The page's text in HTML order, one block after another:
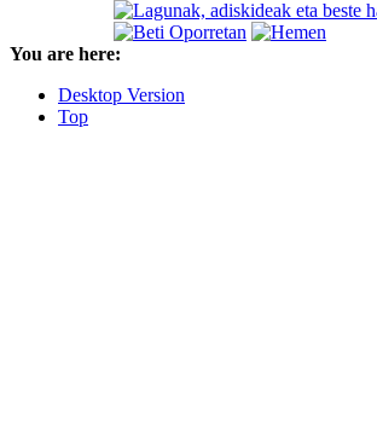
You are here:
Desktop Version
Top